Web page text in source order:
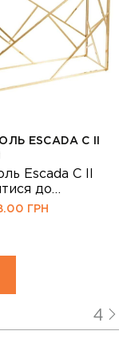
ESCADA C II
Escada С II
до
стилістиці.
із
виглядає
ГРН
4